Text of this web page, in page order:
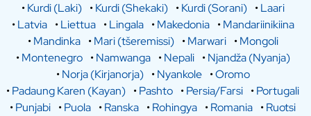
•Kurdi (Laki) •Kurdi (Shekaki) •Kurdi (Sorani) •Laari
•Latvia •Liettua •Lingala •Makedonia •Mandariinikiina
•Mandinka •Mari (tšeremissi) •Marwari •Mongoli
•Montenegro •Namwanga •Nepali •Njandža (Nyanja)
•Norja (Kirjanorja) •Nyankole •Oromo
•Padaung Karen (Kayan) •Pashto •Persia/Farsi •Portugali
•Punjabi •Puola •Ranska •Rohingya •Romania •Ruotsi